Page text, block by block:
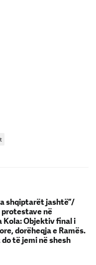
shqiptarët jashtë”/
protestave në
Kola: Objektiv final i
dorëheqja e Ramës.
do të jemi në shesh